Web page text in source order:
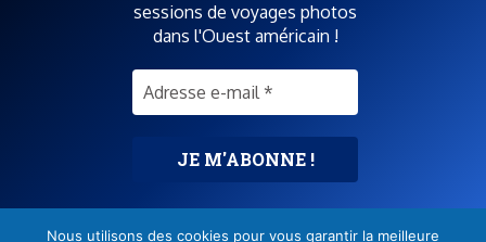
sessions de voyages photos
dans l'Ouest américain !
SUIVEZ-MOI AUSSI SUR
Nous utilisons des cookies pour vous garantir la meilleure